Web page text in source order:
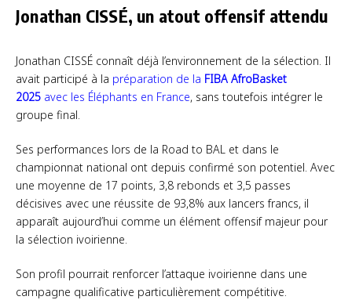
Jonathan CISSÉ, un atout offensif attendu
Jonathan CISSÉ connaît déjà l’environnement de la sélection. Il
avait participé à la préparation de la FIBA AfroBasket
2025 avec les Éléphants en France, sans toutefois intégrer le
groupe final.
Ses performances lors de la Road to BAL et dans le
championnat national ont depuis confirmé son potentiel. Avec
une moyenne de 17 points, 3,8 rebonds et 3,5 passes
décisives avec une réussite de 93,8% aux lancers francs, il
apparaît aujourd’hui comme un élément offensif majeur pour
la sélection ivoirienne.
Son profil pourrait renforcer l’attaque ivoirienne dans une
campagne qualificative particulièrement compétitive.